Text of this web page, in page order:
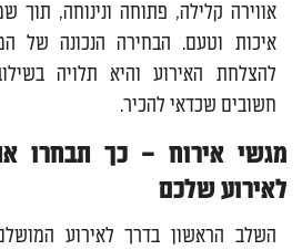
אווירה קלילה, פתוחה ונינוחה,
איכות וטעם. הבחירה הנכונה של
להצלחת האירוע והיא תלויה
חשובים שכדאי להכיר.
מגשי אירוח – כך תבחרו
לאירוע שלכם
השלב הראשון בדרך לאירוע